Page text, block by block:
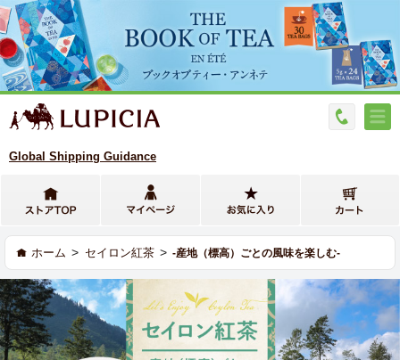
Global Shipping Guidance
ホーム > セイロン紅茶 > -産地（標高）ごとの風味を楽しむ-